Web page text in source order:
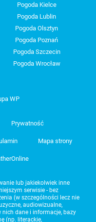
Pogoda Kielce
Pogoda Lublin
Pogoda Olsztyn
Pogoda Poznań
Pogoda Szczecin
Pogoda Wrocław
WP
Prywatność
Mapa strony
lub jakiekolwiek inne
serwisie - bez
(w szczególności lecz nie
audiowizualne,
nich dane i informacje, bazy
(np. literackie,